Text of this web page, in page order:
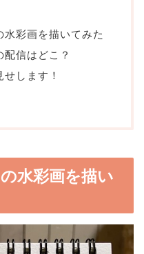
彩画を描いてみた
信はどこ？
します！
水彩画を描い